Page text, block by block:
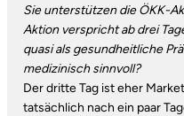
Sie unterstützen die ÖKK-
Aktion verspricht ab drei
quasi als gesundheitliche
medizinisch sinnvoll?
Der dritte Tag ist eher
tatsächlich nach ein paar